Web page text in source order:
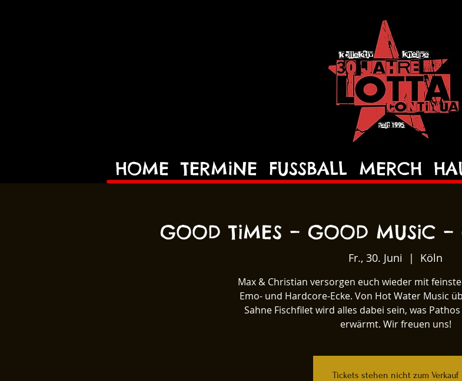
HOME TERMiNE FUSSBALL MERCH
GOOD TiMES – GOOD MUSiC –
Fr., 30. Juni
  |
Köln
Max & Christian versorgen euch wieder mit
Emo- und Hardcore-Ecke. Von Hot Water Music
Sahne Fischfilet wird alles dabei sein, was
erwärmt. Wir freuen uns!
Tickets stehen nicht zum Verkauf